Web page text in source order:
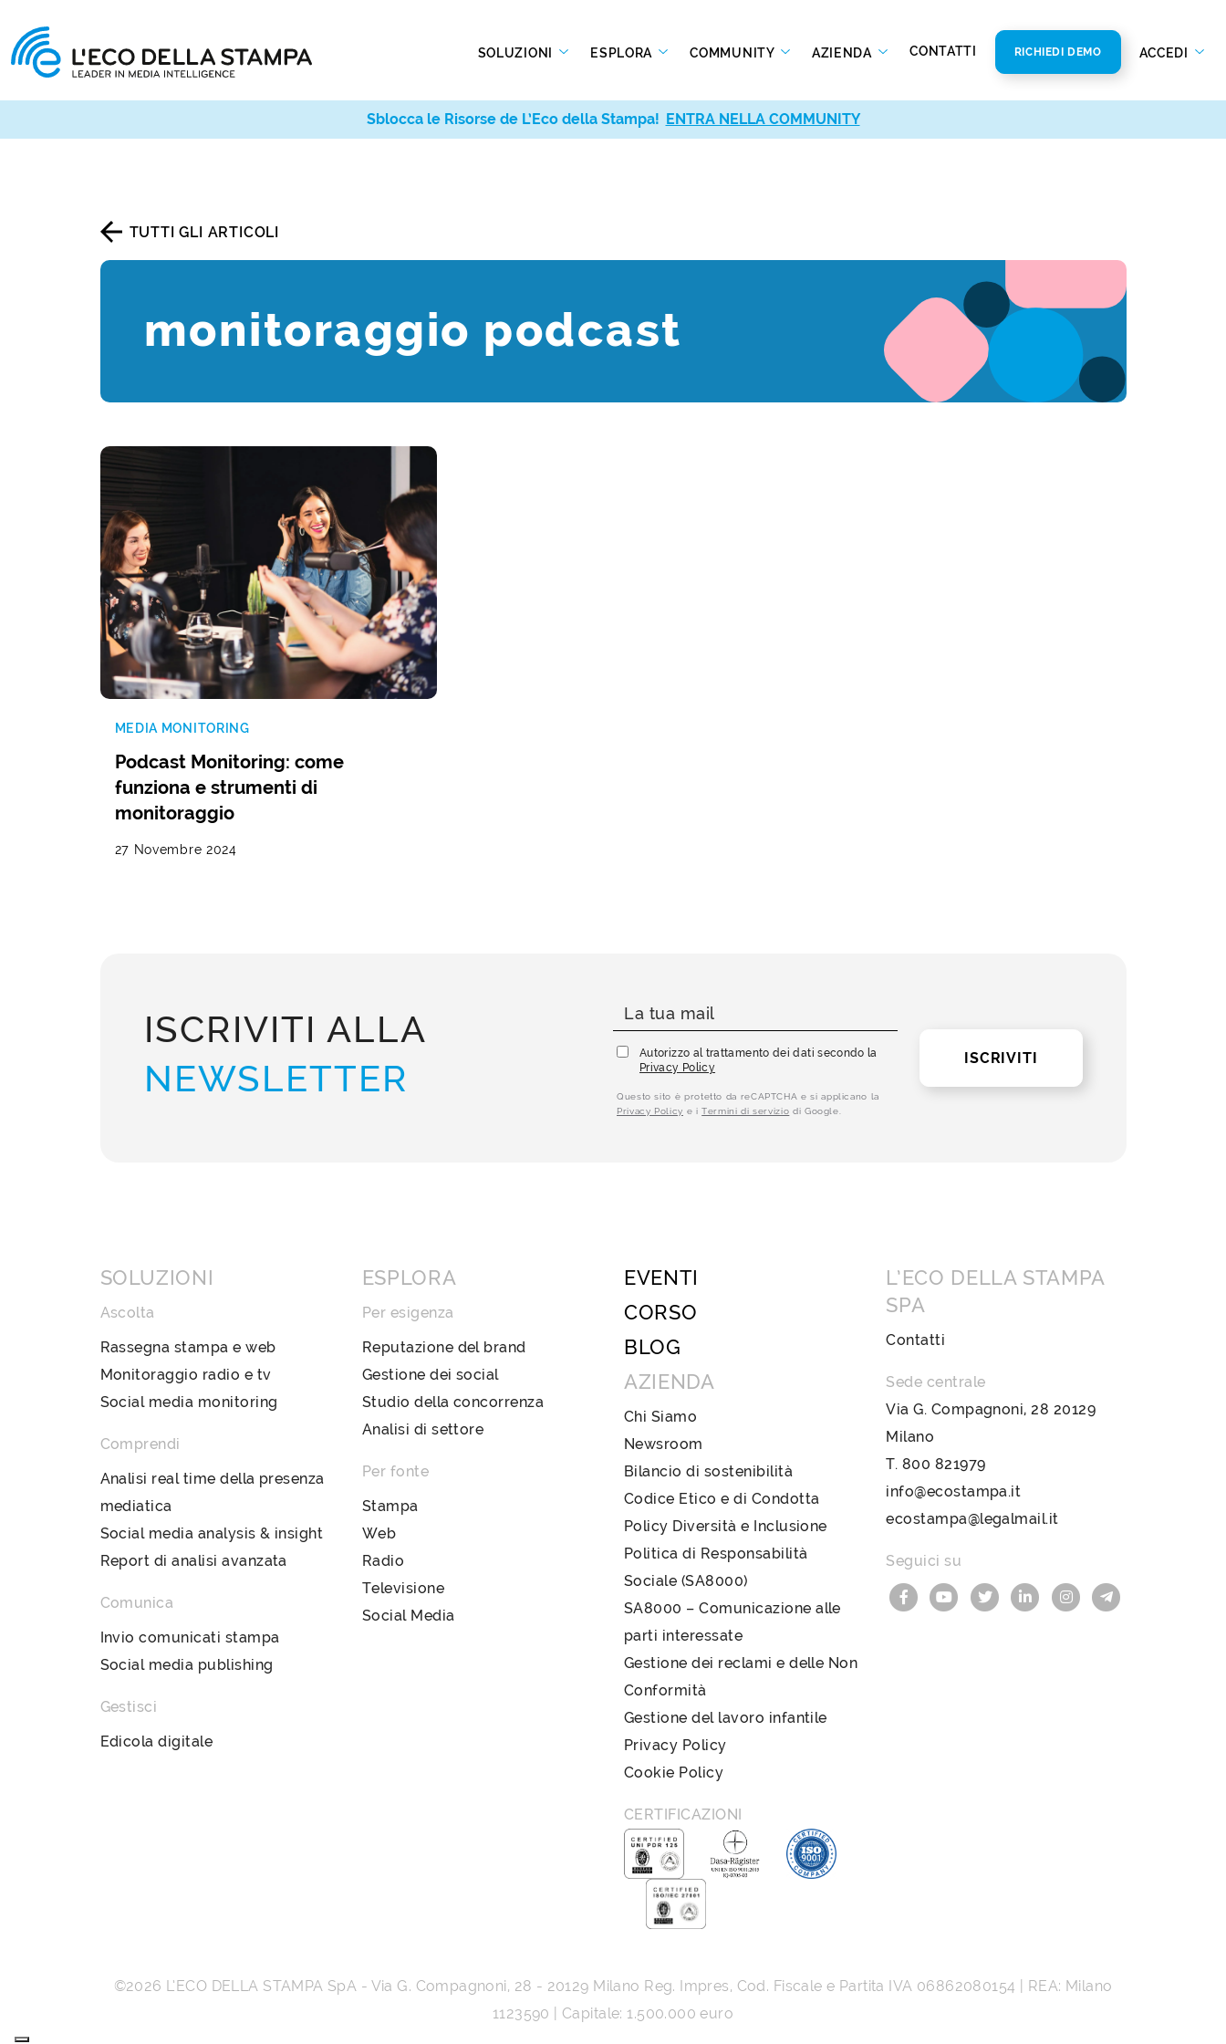
SOLUZIONI ESPLORA COMMUNITY AZIENDA CONTATTI RICHIEDI DEMO ACCEDI
TUTTI GLI ARTICOLI
monitoraggio podcast
MEDIA MONITORING
Podcast Monitoring: come
funziona e strumenti di
monitoraggio
27 Novembre 2024
ISCRIVITI ALLA
NEWSLETTER
Autorizzo al trattamento dei dati secondo la
Privacy Policy
Questo sito è protetto da reCAPTCHA e si applicano la
Privacy Policy e iTermini di servizio di Google.
ISCRIVITI
SOLUZIONI
Ascolta
Rassegna stampa e web
Monitoraggio radio e tv
Social media monitoring
Comprendi
Analisi real time della presenza
mediatica
Social media analysis & insight
Report di analisi avanzata
Comunica
Invio comunicati stampa
Social media publishing
Gestisci
Edicola digitale
ESPLORA
Per esigenza
Reputazione del brand
Gestione dei social
Studio della concorrenza
Analisi di settore
Per fonte
Stampa
Web
Radio
Televisione
Social Media
EVENTI
CORSO
BLOG
AZIENDA
Chi Siamo
Newsroom
Bilancio di sostenibilità
Codice Etico e di Condotta
Policy Diversità e Inclusione
Politica di Responsabilità
Sociale (SA8000)
SA8000 – Comunicazione alle
parti interessate
Gestione dei reclami e delle Non
Conformità
Gestione del lavoro infantile
Privacy Policy
Cookie Policy
CERTIFICAZIONI
L’ECO DELLA STAMPA
SPA
Contatti
Sede centrale
Via G. Compagnoni, 28 20129
Milano
T. 800 821979
info@ecostampa.it
ecostampa@legalmail.it
Seguici su
©2026 L’ECO DELLA STAMPA SpA - Via G. Compagnoni, 28 - 20129 Milano Reg. Impres, Cod. Fiscale e Partita IVA 06862080154 | REA: Milano
1123590 | Capitale: 1.500.000 euro
Sblocca le Risorse de L’Eco della Stampa! ENTRA NELLA COMMUNITY